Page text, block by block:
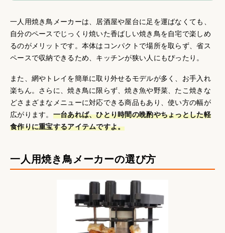
一人用焼き鳥メーカーは、居酒屋や屋台に足を運ばなくても、
自分のペースでじっくり焼いた香ばしい焼き鳥を自宅で楽しめ
るのがメリットです。本体はコンパクトで場所を取らず、省ス
ペースで収納できるため、キッチンが狭い人にもぴったり。
また、網やトレイを簡単に取り外せるモデルが多く、お手入れ
楽ちん。さらに、焼き鳥に限らず、焼き魚や野菜、たこ焼きな
どさまざまなメニューに対応できる商品もあり、使い方の幅が
広がります。 一台あれば、ひとり時間の晩酌やちょっとした軽
食作りに重宝するアイテムですよ。
一人用焼き鳥メーカーの選び方